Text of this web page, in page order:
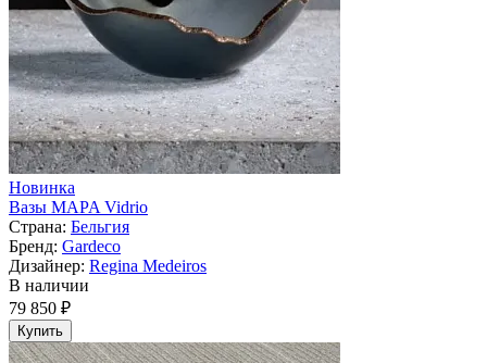
Новинка
Вазы MAPA Vidrio
Страна: Бельгия
Бренд: Gardeco
Дизайнер: Regina Medeiros
В наличии
79 850 ₽
Купить